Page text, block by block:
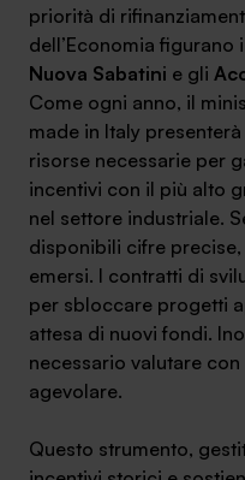
Ambassador
Contatti
Lavora con noi
+030.3540104
priorità di
dell’Economia figurano i
Nuova Sabatini e gli
Come ogni anno, il
made in Italy
risorse necessarie per
incentivi con il più alto
nel settore industriale.
disponibili cifre
emersi. I contratti di
per sbloccare progetti
attesa di nuovi fondi.
necessario valutare
agevolare.
Questo strumento,